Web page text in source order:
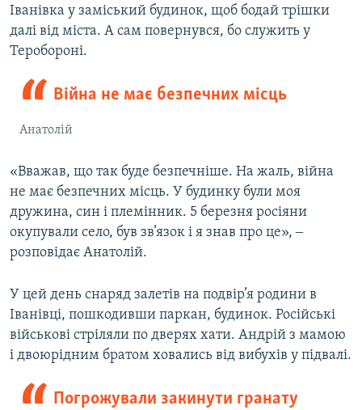
Іванівка у заміський будинок, щоб бодай трішки
далі від міста. А сам повернувся, бо служить у
Теробороні.
Війна не має безпечних місць
Анатолій
«Вважав, що так буде безпечніше. На жаль, війна
не має безпечних місць. У будинку були моя
дружина, син і племінник. 5 березня росіяни
окупували село, був зв’язок і я знав про це», ‒
розповідає Анатолій.
У цей день снаряд залетів на подвір’я родини в
Іванівці, пошкодивши паркан, будинок. Російські
військові стріляли по дверях хати. Андрій з мамою
і двоюрідним братом ховались від вибухів у підвалі.
Погрожували закинути гранату